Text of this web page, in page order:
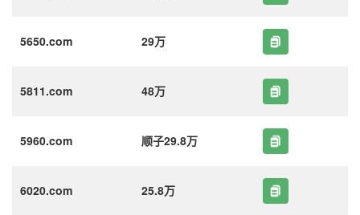
5650.com 29万
5811.com 48万
5960.com 顺子29.8万
6020.com 25.8万